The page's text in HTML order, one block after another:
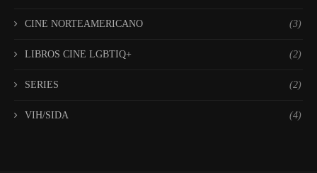
CINE NORTEAMERICANO (3)
LIBROS CINE LGBTIQ+ (2)
SERIES (2)
VIH/SIDA (4)